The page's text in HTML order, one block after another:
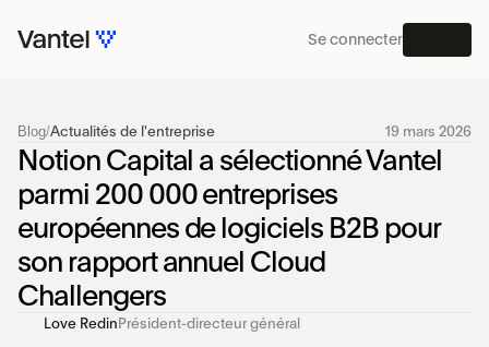
Blog/Actualités de l'entreprise 19 mars 2026
Notion Capital a sélectionné Vantel
parmi 200 000 entreprises
européennes de logiciels B2B pour
son rapport annuel Cloud
Challengers
Love Redin Président-directeur général
Se connecter